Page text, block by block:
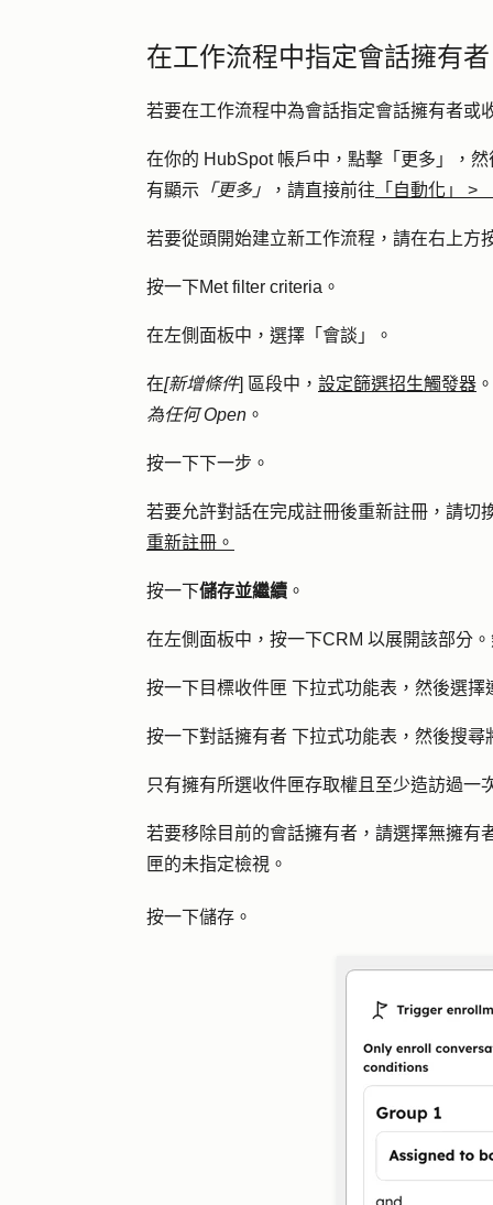
在工作流程中指定會話擁有者
若要在工作流程中為會話指定會話擁有者或
在你的 HubSpot 帳戶中，點擊 「更多」
，
有顯示 「更多」 ，請直接前往 「自動化」 >
若要從頭開始建立新工作流程，請在右上方
按一下Met filter criteria 。
在左側面板中，選擇「 會談 」。
在[新增條件] 區段中， 設定篩選招生觸發器
為任何 Open 。
按一下下一步 。
若要允許對話在完成註冊後重新註冊，請切
重新註冊。
按一下儲存並繼續 。
在左側面板中，按一下CRM 以展開該部分
按一下目標收件匣 下拉式功能表，然後選擇
按一下對話擁有者 下拉式功能表，然後搜尋
只有擁有所選收件匣存取權且至少造訪過一
若要移除目前的會話擁有者，請選擇無擁有
匣的未指定檢視。
按一下儲存 。